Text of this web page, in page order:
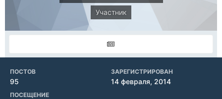
Участник
ПОСТОВ
95
ЗАРЕГИСТРИРОВАН
14 февраля, 2014
ПОСЕЩЕНИЕ